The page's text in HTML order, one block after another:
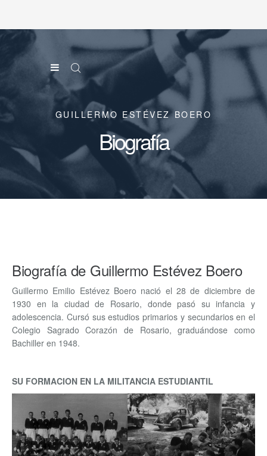
GUILLERMO ESTÉVEZ BOERO
Biografía
Biografía de Guillermo Estévez Boero
Guillermo Emilio Estévez Boero nació el 28 de diciembre de
1930 en la ciudad de Rosario, donde pasó su infancia y
adolescencia. Cursó sus estudios primarios y secundarios en el
Colegio Sagrado Corazón de Rosario, graduándose como
Bachiller en 1948.
SU FORMACION EN LA MILITANCIA ESTUDIANTIL